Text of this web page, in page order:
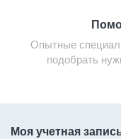
Опытные
подобрать
Моя учетная